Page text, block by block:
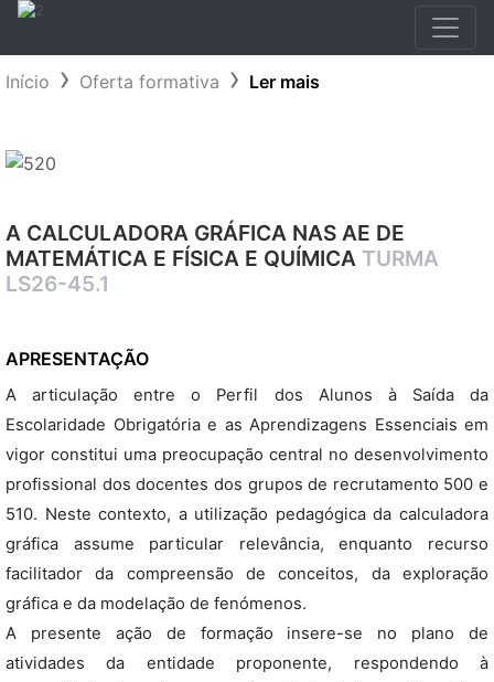
Início Oferta formativa Ler mais
A CALCULADORA GRÁFICA NAS AE DE
MATEMÁTICA E FÍSICA E QUÍMICA TURMA
LS26-45.1
APRESENTAÇÃO
A articulação entre o Perfil dos Alunos à Saída da
Escolaridade Obrigatória e as Aprendizagens Essenciais em
vigor constitui uma preocupação central no desenvolvimento
profissional dos docentes dos grupos de recrutamento 500 e
510. Neste contexto, a utilização pedagógica da calculadora
gráfica assume particular relevância, enquanto recurso
facilitador da compreensão de conceitos, da exploração
gráfica e da modelação de fenómenos.
A presente ação de formação insere-se no plano de
atividades da entidade proponente, respondendo à